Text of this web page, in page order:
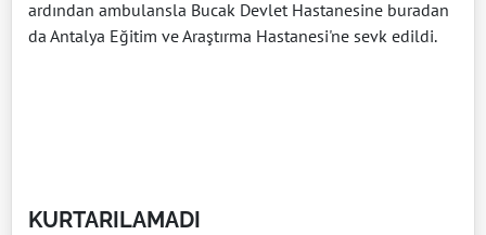
ardından ambulansla Bucak Devlet Hastanesine buradan
da Antalya Eğitim ve Araştırma Hastanesi'ne sevk edildi.
KURTARILAMADI